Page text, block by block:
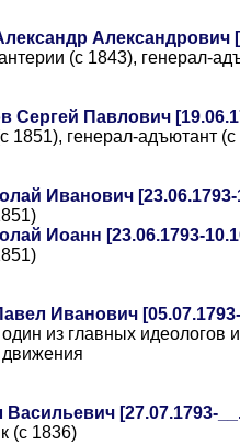
Александрович
(с 1843), генерал-
Сергей Павлович
1851), генерал-адъютант
Иванович [23.06.1793-
Иоанн [23.06.1793-
Иванович
из главных идеологов
движения
Васильевич [27.07.1793-
(с 1836)